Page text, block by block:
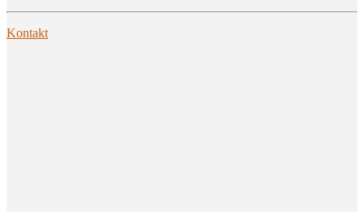
Kon­takt